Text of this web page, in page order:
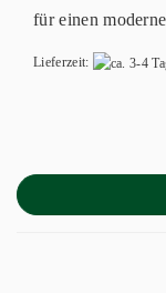
für einen
Lieferzeit: